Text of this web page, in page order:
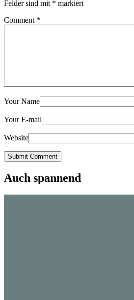
Felder sind mit * markiert
Comment *
Your Name
Your E-mail
Website
Submit Comment
Auch spannend